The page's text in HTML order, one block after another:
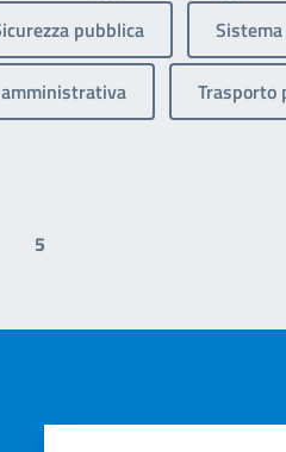
pubblica
Trasporto
5